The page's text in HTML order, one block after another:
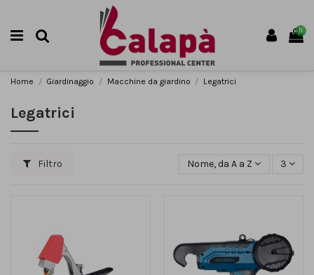
0
Home Giardinaggio Macchine da giardino Legatrici
Legatrici
Filtro Nome, da A a Z 3